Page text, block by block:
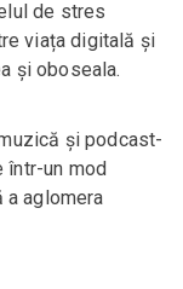
de stres
viața digitală și
și oboseala.
și podcast-
într-un mod
a aglomera